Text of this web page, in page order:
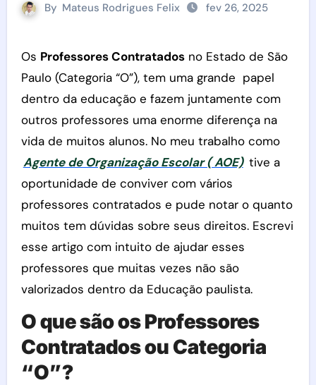
By Mateus Rodrigues Felix fev 26, 2025
Os Professores Contratadosno Estado de São
Paulo (Categoria “O”), tem uma grande papel
dentro da educação e fazem juntamente com
outros professores uma enorme diferença na
vida de muitos alunos. No meu trabalho como
Agente de Organização Escolar ( AOE) tive a
oportunidade de conviver com vários
professores contratados e pude notar o quanto
muitos tem dúvidas sobre seus direitos. Escrevi
esse artigo com intuito de ajudar esses
professores que muitas vezes não são
valorizados dentro da Educação paulista.
O que são os Professores
Contratados ou Categoria
“O”?